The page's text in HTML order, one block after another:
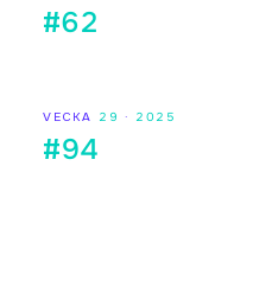
#62
VECKA 29 · 2025
#94